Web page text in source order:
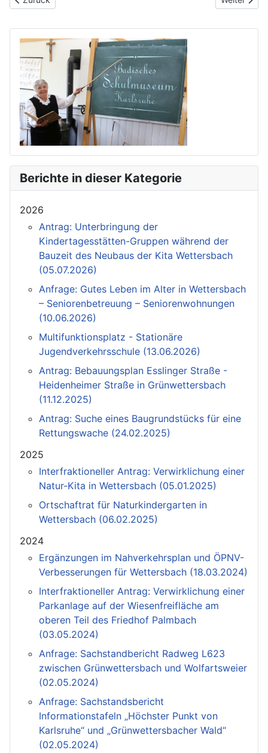
Berichte in dieser Kategorie
2026
Antrag: Unterbringung der
Kindertagesstätten-Gruppen während der
Bauzeit des Neubaus der Kita Wettersbach
(05.07.2026)
Anfrage: Gutes Leben im Alter in Wettersbach
– Seniorenbetreuung – Seniorenwohnungen
(10.06.2026)
Multifunktionsplatz - Stationäre
Jugendverkehrsschule (13.06.2026)
Antrag: Bebauungsplan Esslinger Straße -
Heidenheimer Straße in Grünwettersbach
(11.12.2025)
Antrag: Suche eines Baugrundstücks für eine
Rettungswache (24.02.2025)
2025
Interfraktioneller Antrag: Verwirklichung einer
Natur-Kita in Wettersbach (05.01.2025)
Ortschaftrat für Naturkindergarten in
Wettersbach (06.02.2025)
2024
Ergänzungen im Nahverkehrsplan und ÖPNV-
Verbesserungen für Wettersbach (18.03.2024)
Interfraktioneller Antrag: Verwirklichung einer
Parkanlage auf der Wiesenfreifläche am
oberen Teil des Friedhof Palmbach
(03.05.2024)
Anfrage: Sachstandbericht Radweg L623
zwischen Grünwettersbach und Wolfartsweier
(02.05.2024)
Anfrage: Sachstandsbericht
Informationstafeln „Höchster Punkt von
Karlsruhe“ und „Grünwettersbacher Wald“
(02.05.2024)